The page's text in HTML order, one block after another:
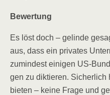
Bewer­tung
Es löst doch – gelin­de
aus, dass ein pri­va­tes
zumin­dest eini­gen US-
gen zu dik­tie­ren. Sicher­lich
bie­ten – kei­ne Fra­ge und